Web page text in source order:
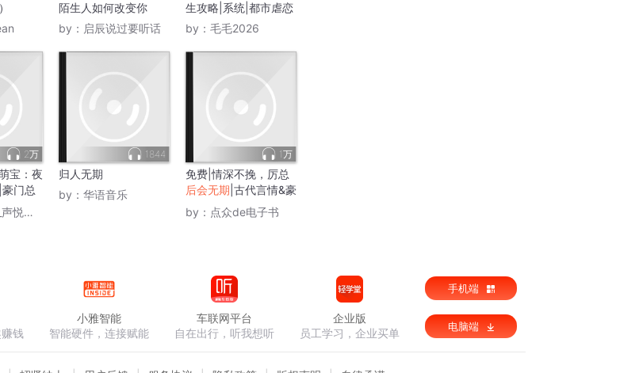
陌生人如何改变你
by： 启辰说过要听话
生攻略|系统|都市虐恋
by： 毛毛2026
2万
宝：夜
|豪门总
逆
多播
剧社
1844
归人无期
by： 华语音乐
1万
免费|情深不挽，厉总
后会无期 |古代言情&豪
门恩怨&总裁
by： 点众de电子书
钱
小雅智能
智能硬件，连接赋能
车联网平台
自在出行，听我想听
企业版
员工学习，企业买单
手机端
电脑端